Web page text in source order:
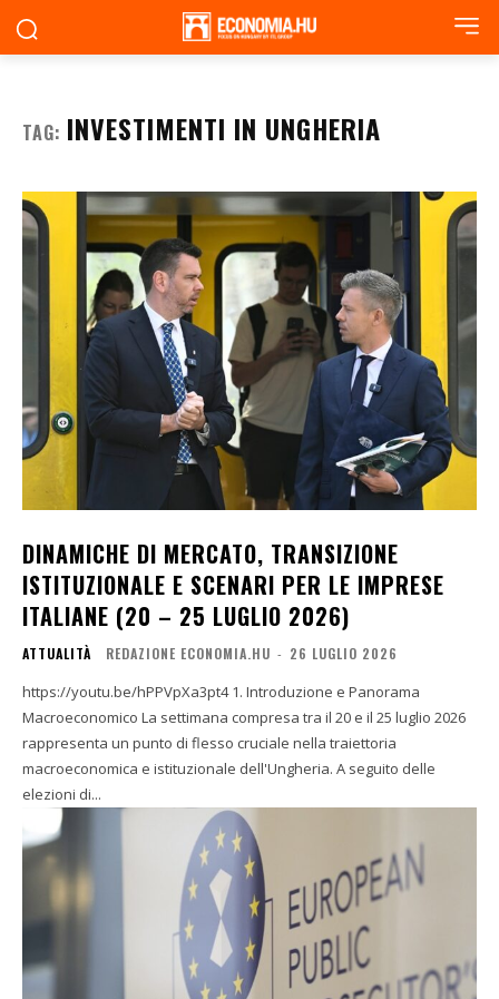
TAG: INVESTIMENTI IN UNGHERIA
DINAMICHE DI MERCATO, TRANSIZIONE
ISTITUZIONALE E SCENARI PER LE IMPRESE
ITALIANE (20 – 25 LUGLIO 2026)
ATTUALITÀ REDAZIONE ECONOMIA.HU - 26 LUGLIO 2026
https://youtu.be/hPPVpXa3pt4 1. Introduzione e Panorama
Macroeconomico La settimana compresa tra il 20 e il 25 luglio 2026
rappresenta un punto di flesso cruciale nella traiettoria
macroeconomica e istituzionale dell'Ungheria. A seguito delle
elezioni di...